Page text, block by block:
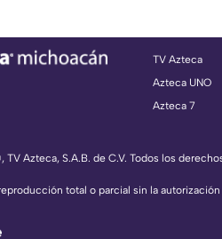
TV Azteca
Azteca UNO
Azteca 7
TV Azteca, S.A.B. de C.V. Todos los
total o parcial sin la